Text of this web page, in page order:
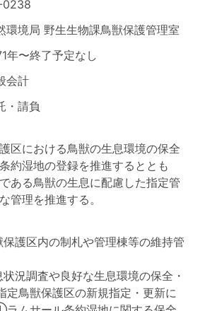
0238
環境局 野生生物課鳥獣保護管理室
年〜終了予定なし
会計
・請負
区における鳥獣の生息環境の保全
約湿地の登録を推進するととも
ある鳥獣の生息に配慮した指定管
管理を推進する。
護区内の制札や管理棟等の維持管
況調査や良好な生息環境の保全・
鳥獣保護区の新規指定・更新に